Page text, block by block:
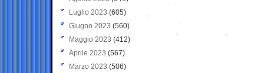
Luglio 2023 (605)
Giugno 2023 (560)
Maggio 2023 (412)
Aprile 2023 (567)
Marzo 2023 (506)